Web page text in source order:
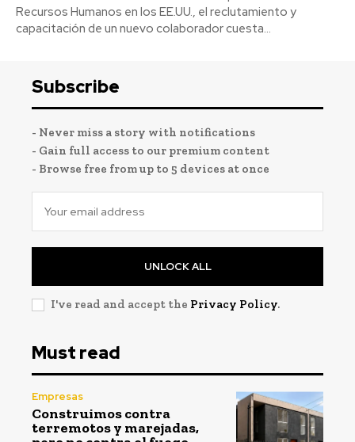
Recursos Humanos en los EE.UU., el reclutamiento y
capacitación de un nuevo colaborador cuesta...
Subscribe
- Never miss a story with notifications
- Gain full access to our premium content
- Browse free from up to 5 devices at once
UNLOCK ALL
I've read and accept the Privacy Policy.
Must read
Empresas
Construimos contra
terremotos y marejadas,